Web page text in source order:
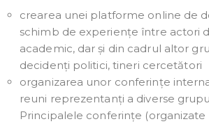
crearea unei platforme online de
schimb de experiențe între actori
academic, dar și din cadrul altor
decidenți politici, tineri cercetători
organizarea unor conferințe
reuni reprezentanți a diverse
Principalele conferințe (organizate